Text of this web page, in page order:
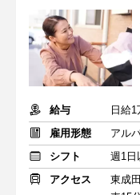
給与
日給1
雇用形態
アル
シフト
週1日
アクセス
東成